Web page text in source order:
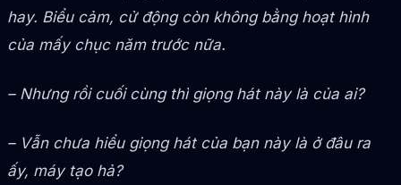
hay. Biểu cảm, cử động còn không bằng hoạt hình
của mấy chục năm trước nữa.
– Nhưng rồi cuối cùng thì giọng hát này là của ai?
– Vẫn chưa hiểu giọng hát của bạn này là ở đâu ra
ấy, máy tạo hả?